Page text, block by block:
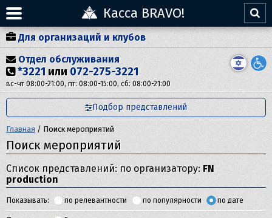
Касса BRAVO!
Для организаций и клубов
Отдел обслуживания
*3221 или 072-275-3221
вс-чт 08:00-21:00, пт: 08:00-15:00, сб: 08:00-21:00
Подбор представлений
Главная / Поиск мероприятий
Поиск мероприятий
Список представлений: по организатору: FN
production
Показывать: по релевантности по популярности по дате